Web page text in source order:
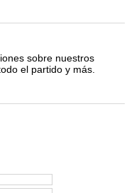
sobre nuestros
el partido y más.